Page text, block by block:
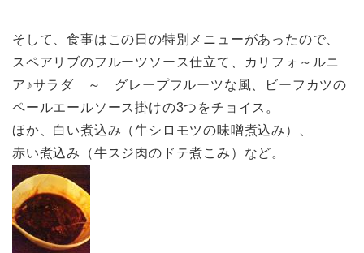
そして、食事はこの日の特別メニューがあったので、
スペアリブのフルーツソース仕立て、カリフォ～ルニ
ア♪サラダ ～ グレープフルーツな風、ビーフカツの
ペールエールソース掛けの3つをチョイス。
ほか、白い煮込み（牛シロモツの味噌煮込み）、
赤い煮込み（牛スジ肉のドテ煮こみ）など。